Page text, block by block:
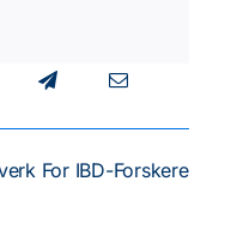
For IBD-Forskere